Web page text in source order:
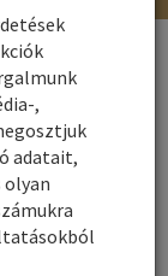
Név szerint
gyártó
,
adatait,